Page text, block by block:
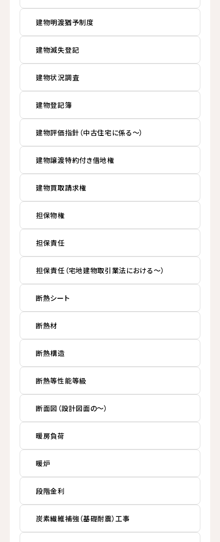
建物明渡猶予制度
建物滅失登記
建物状況調査
建物登記簿
建物評価指針（中古住宅に係る～）
建物譲渡特約付き借地権
建物買取請求権
担保物権
担保責任
担保責任（宅地建物取引業法における～）
断熱シート
断熱材
断熱構造
断熱等性能等級
断面図（設計図面の～）
暖房負荷
暖炉
段階金利
炭素繊維補強（基礎耐震）工事